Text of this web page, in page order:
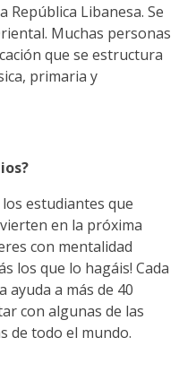
República Libanesa. Se
Muchas personas
que se estructura
primaria y
estudiantes que
en la próxima
con mentalidad
los que lo hagáis! Cada
a más de 40
con algunas de las
de todo el mundo.